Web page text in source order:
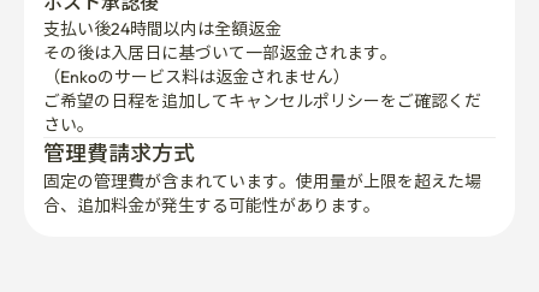
支払い後24時間以内は全額返金
その後は入居日に基づいて一部返金されます。
（Enkoのサービス料は返金されません）
ご希望の日程を追加してキャンセルポリシーをご確認くだ
さい。
管理費請求方式
固定の管理費が含まれています。使用量が上限を超えた場
合、追加料金が発生する可能性があります。